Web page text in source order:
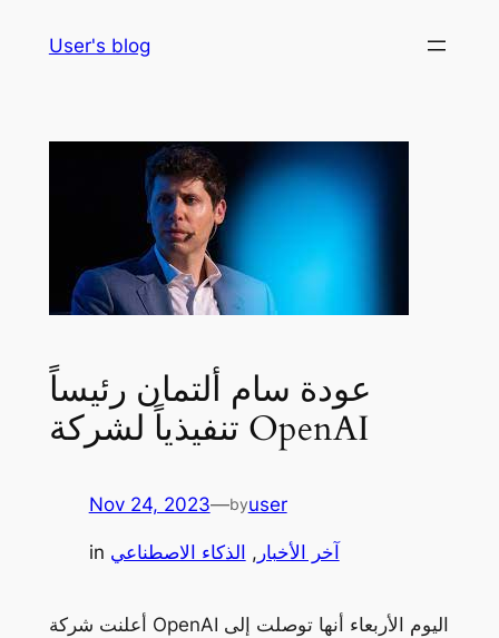
User's blog
عودة سام ألتمان رئيساً
تنفيذياً لشركة OpenAI
Nov 24, 2023—byuser
in آخر الأخبار , الذكاء الاصطناعي
أعلنت شركة OpenAI اليوم الأربعاء أنها توصلت إلى